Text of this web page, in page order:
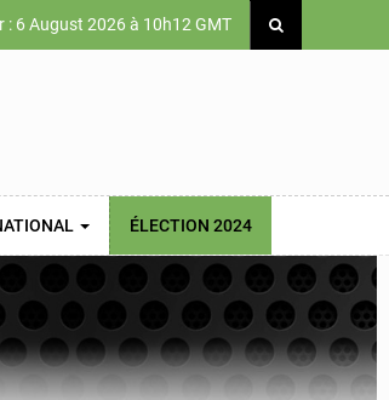
: 6 August 2026 à 10h12 GMT
ÉLECTION 2024